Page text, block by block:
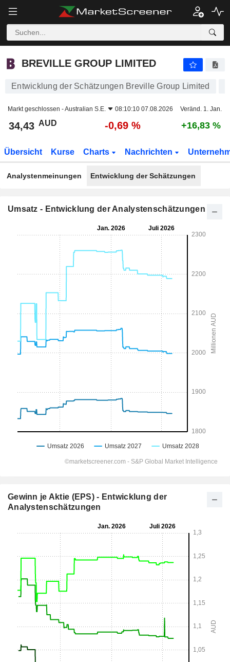
BREVILLE GROUP LIMITED
BREVILLE GROUP LIMITED
Entwicklung der Schätzungen Breville Group Limited
Markt geschlossen -Australian S.E. 08:10:10 07.08.2026 Veränd. 1. Jan.
34,43 AUD -0,69 % +16,83 %
Übersicht Kurse Charts Nachrichten
Analystenmeinungen Entwicklung der Schätzungen
Umsatz - Entwicklung der Analystenschätzungen
Gewinn je Aktie (EPS) - Entwicklung der
Analystenschätzungen